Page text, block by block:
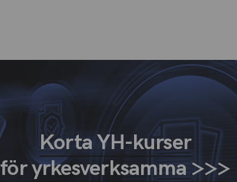
Korta YH-kurser
för yrkesverksamma >>>